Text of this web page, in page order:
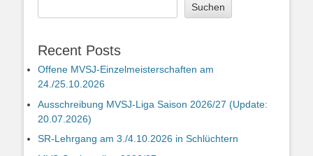
Suchen
Recent Posts
Offene MVSJ-Einzelmeisterschaften am
24./25.10.2026
Ausschreibung MVSJ-Liga Saison 2026/27 (Update:
20.07.2026)
SR-Lehrgang am 3./4.10.2026 in Schlüchtern